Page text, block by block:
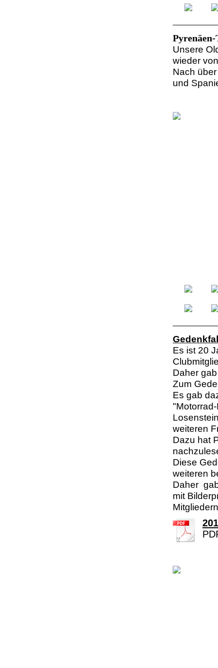
Unsere
wieder
Nach
und
Es ist 20
Daher
Zum
Es gab
weiteren
Dazu hat
Diese
weiteren
Daher
mit
Mitgliedern